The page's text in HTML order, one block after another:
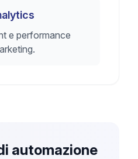
e performance
automazione